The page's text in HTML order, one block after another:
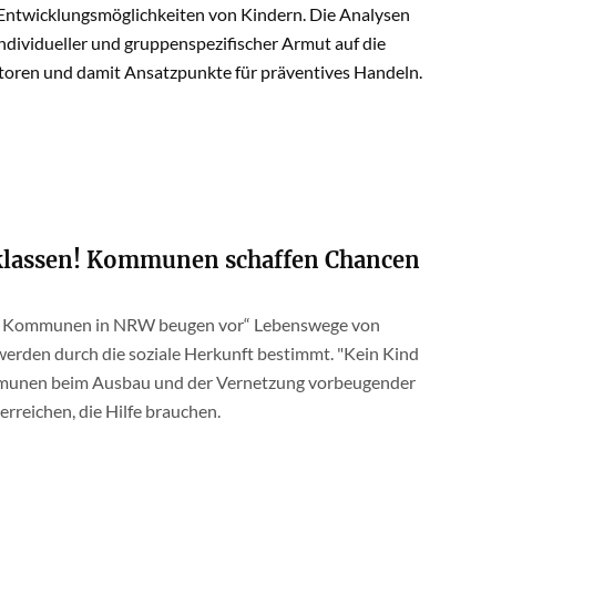
von Kindern. Die Analysen
und gruppenspezifischer Armut auf die
und damit Ansatzpunkte für präventives Handeln.
Kommunen schaffen Chancen
in NRW beugen vor“ Lebenswege von
durch die soziale Herkunft bestimmt. "Kein Kind
beim Ausbau und der Vernetzung vorbeugender
die Hilfe brauchen.